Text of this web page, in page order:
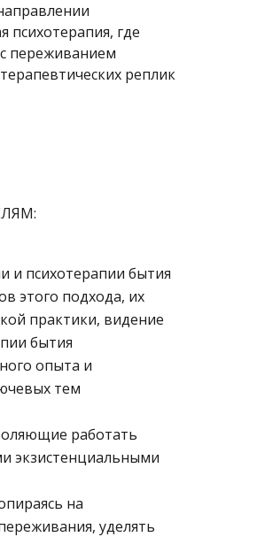
психотерапия, где
переживанием
реплик
и психотерапии бытия
этого подхода, их
практики, видение
бытия
опыта и
тем
работать
экзистенциальными
на
уделять